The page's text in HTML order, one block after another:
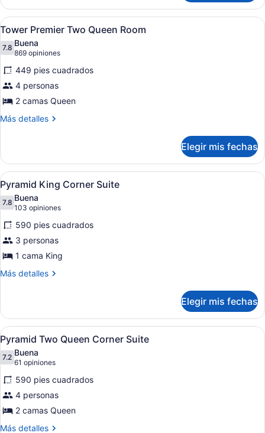
Premier
King
Abrir
todas
las
fotos
de
Tower
Premier
Two
Habitación de hotel con una
6
Tower Premier Two Queen Room
7.87.8 de 10
Buena
869 opiniones
(869
opiniones)
449 pies cuadrados
4 personas
2 camas Queen
Más detalles
Más
Premier
Two
Queen
Room
Elegir mis fechas
Abrir
todas
las
fotos
de
Pyramid
King
Corner
Habitación de hotel con cama,
5
Pyramid King Corner Suite
7.87.8 de 10
Buena
103 opiniones
(103
opiniones)
590 pies cuadrados
3 personas
1 cama King
Más detalles
Más
King
Corner
Suite
Elegir mis fechas
Abrir
todas
las
fotos
de
Pyramid
Two
Queen
Una habitación de hotel con
7
Pyramid Two Queen Corner Suite
7.27.2 de 10
Buena
61 opiniones
(61
opiniones)
590 pies cuadrados
4 personas
2 camas Queen
Más detalles
Más